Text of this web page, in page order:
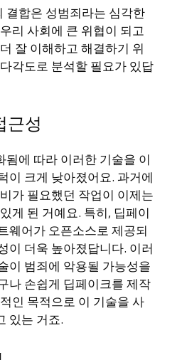
결합은 성범죄라는 심각한
리 사회에 큰 위협이 되고
잘 이해하고 해결하기 위
각도로 분석할 필요가 있답
근성
됨에 따라 이러한 기술을 이
이 크게 낮아졌어요. 과거에
가 필요했던 작업이 이제는
게 된 거예요. 특히, 딥페이
웨어가 오픈소스로 제공되
이 더욱 높아졌답니다. 이러
이 범죄에 악용될 가능성을
나 손쉽게 딥페이크를 제작
인 목적으로 이 기술을 사
있는 거죠.